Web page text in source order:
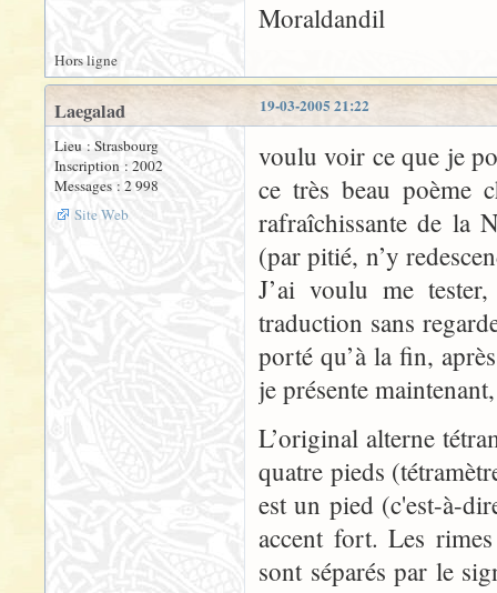
Moraldandil
Hors ligne
19-03-2005 21:22
Laegalad
Lieu : Strasbourg
Inscription : 2002
Messages : 2 998
Site Web
voulu voir ce que je
ce très beau poème
rafraîchissante de la
(par pitié, n’y
J’ai voulu me
traduction sans
porté qu’à la fin,
je présente
L’original alterne
quatre pieds
est un pied (c'est-à-
accent fort. Les
sont séparés par le